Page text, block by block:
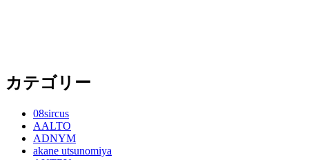
カテゴリー
08sircus
AALTO
ADNYM
akane utsunomiya